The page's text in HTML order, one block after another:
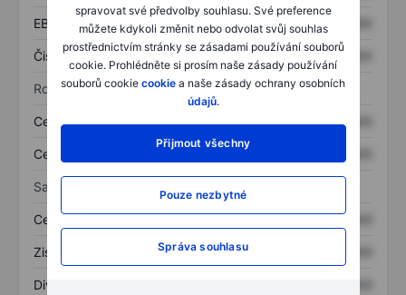
spravovat své předvolby souhlasu. Své preference
můžete kdykoli změnit nebo odvolat svůj souhlas
prostřednictvím stránky se zásadami používání souborů
cookie. Prohlédněte si prosím naše zásady používání
souborů cookie cookie a naše zásady ochrany osobních
údajů.
Přijmout všechny
Pouze nezbytné
Správa souhlasu
EBITDA XXXXXXX XXXXXXX
Čistý příjem XXXXXXX XXXXXXX
Rozvaha
Celková aktiva XXXXXXX XXXXXXX
Celkový dluh XXXXXXX
Sazby
Cena/tržby XXXXXXX XXXXXXX
Zisk na akcii XXXXXXX
Dividenda na akcii